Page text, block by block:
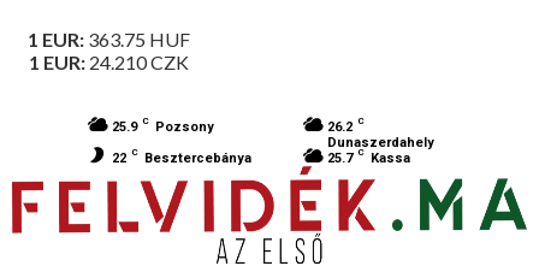
1 EUR: 363.75 HUF
1 EUR: 24.210CZK
25.9 C Pozsony 26.2 C
Dunaszerdahely
22 C Besztercebánya 25.7 C Kassa